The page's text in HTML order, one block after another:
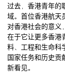
过去，香港青年的
域。首位香港航天
对香港社会的意义
在于它让更多香港
料、工程和生命科
国家任务和历史贡
新看见。